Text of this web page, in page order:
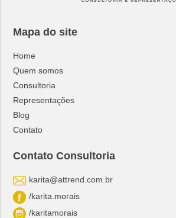
Mapa do site
Home
Quem somos
Consultoria
Representações
Blog
Contato
Contato Consultoria
karita@attrend.com.br
/karita.morais
/karitamorais